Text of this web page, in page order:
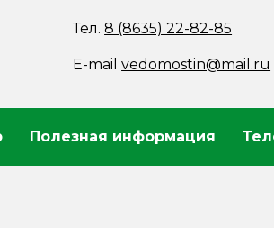
Тел.8 (8635) 22-82-85
E-mailvedomostin@mail.ru
Полезная информация